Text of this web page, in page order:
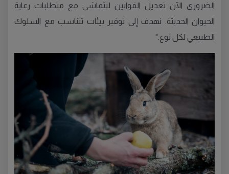
الضروري الآن تعديل القوانين لتتماشى مع متطلبات رعاية
الحيوان الحديثة. نهدف إلى توفير بيئات تتناسب مع السلوك
الطبيعي لكل نوع."